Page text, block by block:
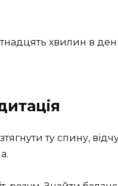
хвилин в
ту спину,